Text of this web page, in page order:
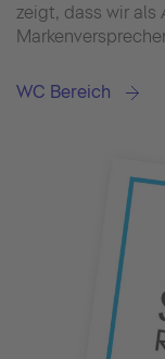
zeigt, dass wir als
WC Bereich